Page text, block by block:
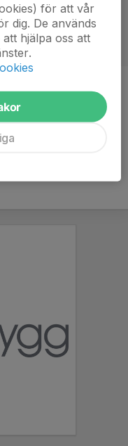
för att vår
dig. De används
hjälpa oss att